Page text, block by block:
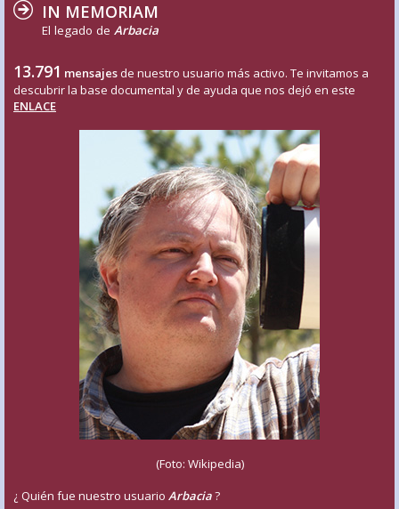
IN MEMORIAM
El legado de Arbacia
13.791 mensajes de nuestro usuario más activo. Te invitamos a
descubrir la base documental y de ayuda que nos dejó en este
ENLACE
(Foto: Wikipedia)
¿ Quién fue nuestro usuario Arbacia?